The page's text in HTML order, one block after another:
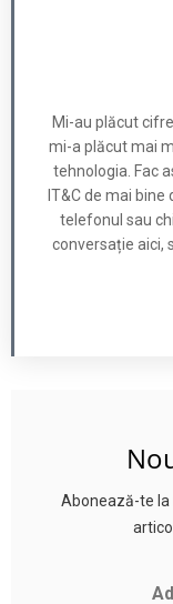
Mi-au plăcut
mi-a plăcut mai
tehnologia. Fac
IT&C de mai
telefonul sau
conversație aici,
Abonează-te la